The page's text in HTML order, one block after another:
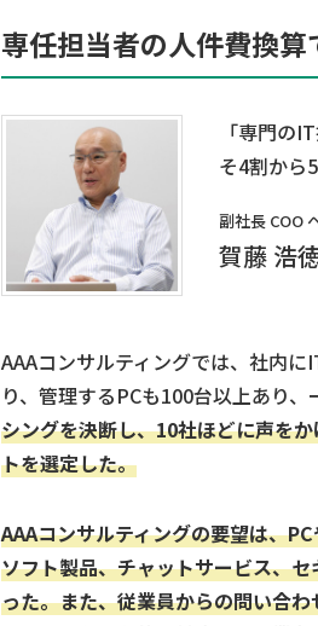
専任担当者の人件費換
「専門の
そ4割から
副社長 COO
賀藤 浩
AAAコンサルティングでは、社内
り、管理するPCも100台以上あり
シングを決断し、10社ほどに声を
トを選定した。
AAAコンサルティングの要望は、
ソフト製品、チャットサービス、
った。また、従業員からの問い合